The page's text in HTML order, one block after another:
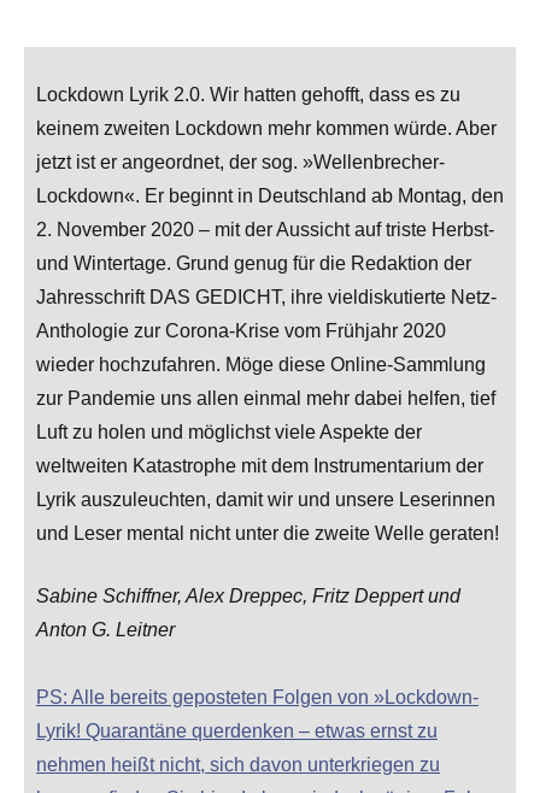
Lockdown Lyrik 2.0. Wir hatten gehofft, dass es zu
keinem zweiten Lockdown mehr kommen würde. Aber
jetzt ist er angeordnet, der sog. »Wellenbrecher-
Lockdown«. Er beginnt in Deutschland ab Montag, den
2. November 2020 – mit der Aussicht auf triste Herbst-
und Wintertage. Grund genug für die Redaktion der
Jahresschrift DAS GEDICHT, ihre vieldiskutierte Netz-
Anthologie zur Corona-Krise vom Frühjahr 2020
wieder hochzufahren. Möge diese Online-Sammlung
zur Pandemie uns allen einmal mehr dabei helfen, tief
Luft zu holen und möglichst viele Aspekte der
weltweiten Katastrophe mit dem Instrumentarium der
Lyrik auszuleuchten, damit wir und unsere Leserinnen
und Leser mental nicht unter die zweite Welle geraten!
Sabine Schiffner, Alex Dreppec, Fritz Deppert und
Anton G. Leitner
PS: Alle bereits geposteten Folgen von »Lockdown-
Lyrik! Quarantäne querdenken – etwas ernst zu
nehmen heißt nicht, sich davon unterkriegen zu